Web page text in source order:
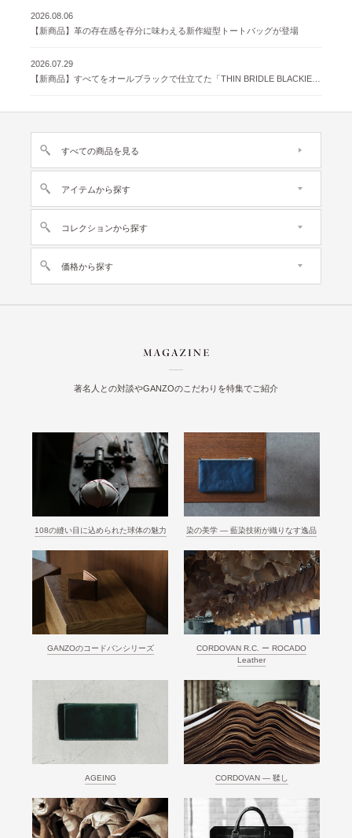
2026.08.06
【新商品】革の存在感を存分に味わえる新作縦型トートバッグが登場
2026.07.29
すべての商品を見る
アイテムから探す
コレクションから探す
価格から探す
著名人との対談やGANZOのこだわりを特集でご紹介
108の縫い目に込められた球体の魅力 染の美学 ― 藍染技術が織りなす逸品
GANZOのコードバンシリーズ
CORDOVAN R.C. ー ROCADO
Leather
AGEING CORDOVAN ― 鞣し